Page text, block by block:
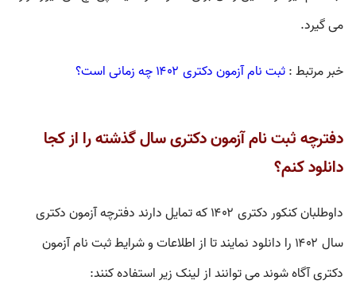
می گیرد.
خبر مرتبط :‌ثبت نام آزمون دکتری ۱۴۰۲ چه زمانی است؟
دفترچه ثبت نام آزمون دکتری سال گذشته را از کجا
دانلود کنم؟
داوطلبان کنکور دکتری ۱۴۰۲ که تمایل دارند دفترچه آزمون دکتری
سال ۱۴۰۲ را دانلود نمایند تا از اطلاعات و شرایط ثبت نام آزمون
دکتری آگاه شوند می توانند از لینک زیر استفاده کنند: